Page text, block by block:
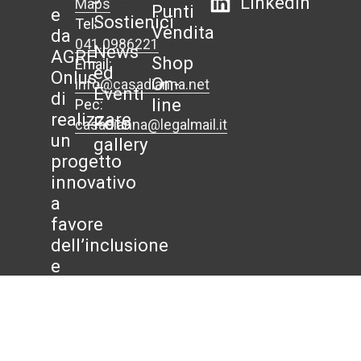
e
da
AGRE
Onlus,
di
realizzare
un
progetto
innovativo
a
favore
dell’inclusione
e
Maps
Tel:
041.0986221
Email:
info@casadianna.net
Pec:
casadianna@legalmail.it
Sostienici
News
ed
Eventi
Foto
gallery
Punti
Vendita
Shop
On-
line